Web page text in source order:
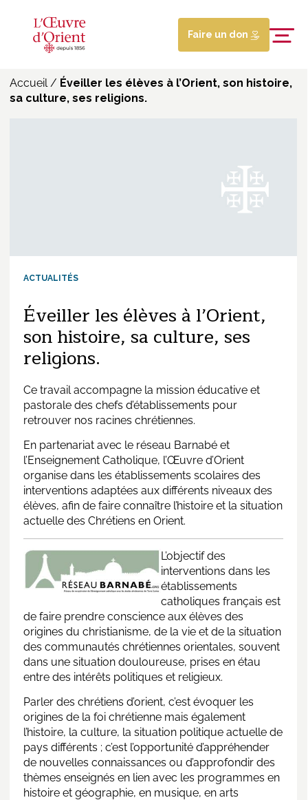
Faire un don
Accueil/ Éveiller les élèves à l’Orient, son histoire,
sa culture, ses religions.
ACTUALITÉS
Éveiller les élèves à l’Orient,
son histoire, sa culture, ses
religions.
Ce travail accompagne la mission éducative et
pastorale des chefs d’établissements pour
retrouver nos racines chrétiennes.
En partenariat avec le réseau Barnabé et
l’Enseignement Catholique, l’Œuvre d’Orient
organise dans les établissements scolaires des
interventions adaptées aux différents niveaux des
élèves, afin de faire connaître l’histoire et la situation
actuelle des Chrétiens en Orient.
L’objectif des
interventions dans les
établissements
catholiques français est
de faire prendre conscience aux élèves des
origines du christianisme, de la vie et de la situation
des communautés chrétiennes orientales, souvent
dans une situation douloureuse, prises en étau
entre des intérêts politiques et religieux.
Parler des chrétiens d’orient, c’est évoquer les
origines de la foi chrétienne mais également
l’histoire, la culture, la situation politique actuelle de
pays différents ; c’est l’opportunité d’appréhender
de nouvelles connaissances ou d’approfondir des
thèmes enseignés en lien avec les programmes en
histoire et géographie, en musique, en arts